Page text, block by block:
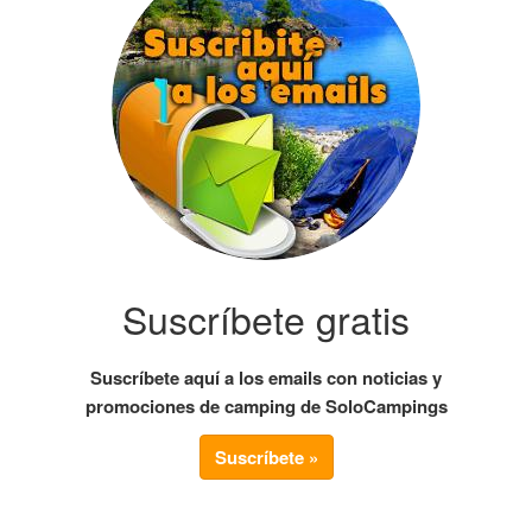
Suscríbete gratis
Suscríbete aquí a los emails con noticias y
promociones de camping de SoloCampings
Suscríbete »